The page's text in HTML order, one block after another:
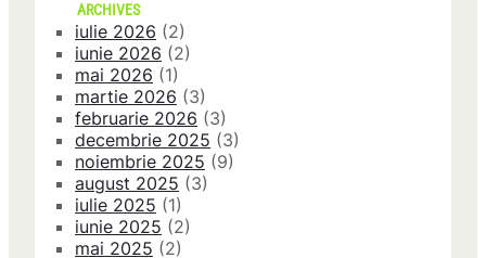
ARCHIVES
iulie 2026 (2)
iunie 2026 (2)
mai 2026 (1)
martie 2026 (3)
februarie 2026 (3)
decembrie 2025 (3)
noiembrie 2025 (9)
august 2025 (3)
iulie 2025 (1)
iunie 2025 (2)
mai 2025 (2)